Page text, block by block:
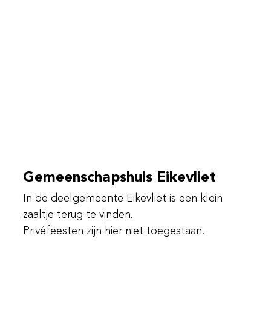
Gemeenschapshuis Eikevliet
In de deelgemeente Eikevliet is een klein
zaaltje terug te vinden.
Privéfeesten zijn hier niet toegestaan.